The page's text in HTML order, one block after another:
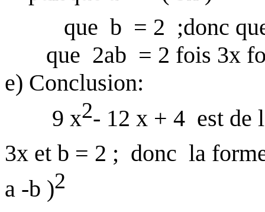
que b = 2 ;donc
que 2ab = 2 fois 3x
e) Conclusion:
9 x2- 12 x + 4 est de
3x et b = 2 ; donc la
a -b )2